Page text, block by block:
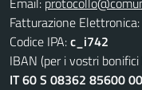
Fatturazione Elettronica:
Codice IPA:c_i742
IBAN (per i vostri bonifici
IT 60 S 08362 85600